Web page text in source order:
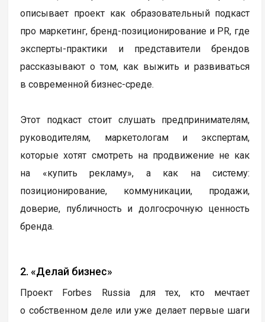
описывает проект как образовательный подкаст
про маркетинг, бренд-позиционирование и PR, где
эксперты-практики и представители брендов
рассказывают о том, как выжить и развиваться
в современной бизнес-среде.
Этот подкаст стоит слушать предпринимателям,
руководителям, маркетологам и экспертам,
которые хотят смотреть на продвижение не как
на «купить рекламу», а как на систему:
позиционирование, коммуникации, продажи,
доверие, публичность и долгосрочную ценность
бренда.
2. «Делай бизнес»
Проект Forbes Russia для тех, кто мечтает
о собственном деле или уже делает первые шаги